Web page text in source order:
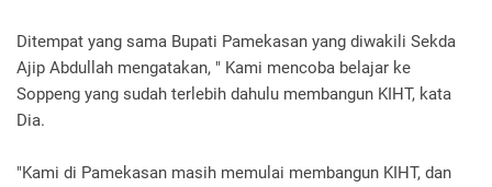
Ditempat yang sama Bupati Pamekasan yang diwakili Sekda
Ajip Abdullah mengatakan, " Kami mencoba belajar ke
Soppeng yang sudah terlebih dahulu membangun KIHT, kata
Dia.
"Kami di Pamekasan masih memulai membangun KIHT, dan